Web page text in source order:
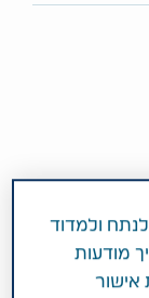
ולמדוד
מודעות
אישור